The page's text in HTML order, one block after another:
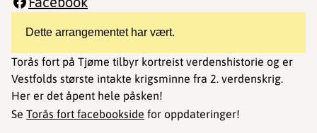
Dette arrangementet har vært.
Torås fort på Tjøme tilbyr kortreist verdenshistorie og er
Vestfolds største intakte krigsminne fra 2. verdenskrig.
Her er det åpent hele påsken!
Se Torås fort facebookside for oppdateringer!